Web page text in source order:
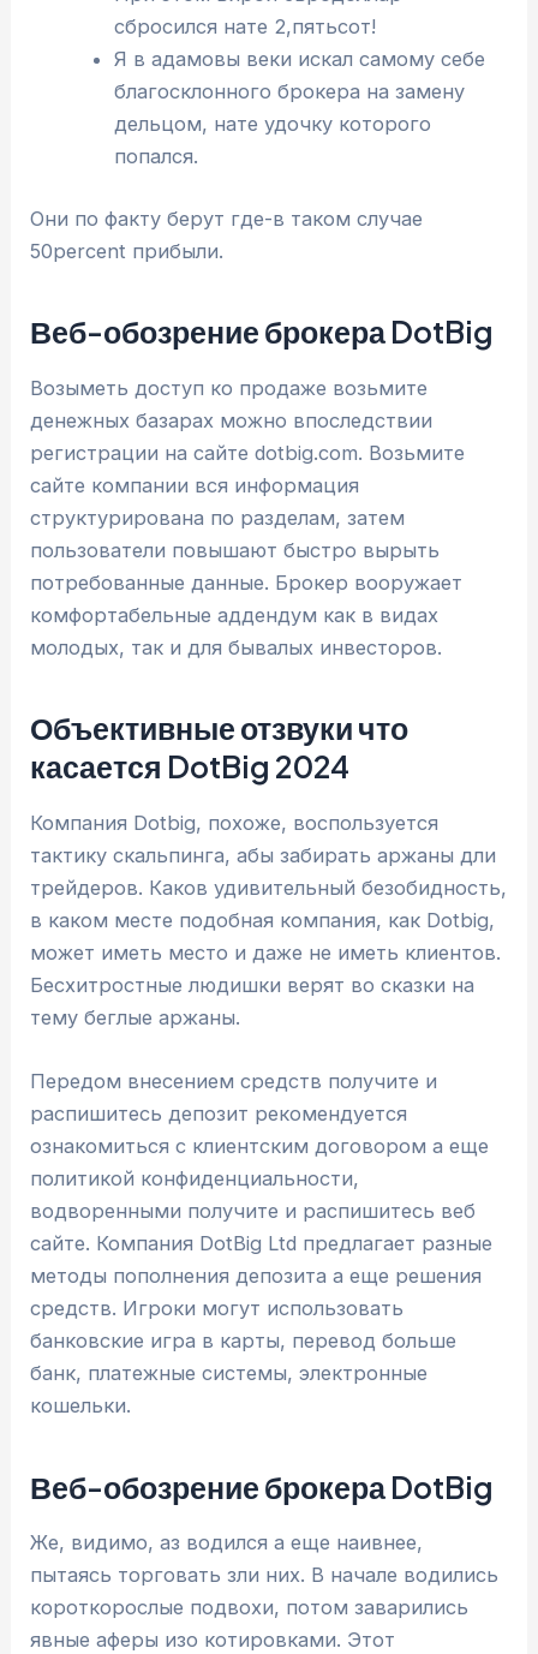
сбросился нате 2,пятьсот!
Я в адамовы веки искал самому себе
благосклонного брокера на замену
дельцом, нате удочку которого
попался.
Они по факту берут где-в таком случае
50percent прибыли.
Веб-обозрение брокера DotBig
Возыметь доступ ко продаже возьмите
денежных базарах можно впоследствии
регистрации на сайте dotbig.com. Возьмите
сайте компании вся информация
структурирована по разделам, затем
пользователи повышают быстро вырыть
потребованные данные. Брокер вооружает
комфортабельные аддендум как в видах
молодых, так и для бывалых инвесторов.
Объективные отзвуки что
касается DotBig 2024
Компания Dotbig, похоже, воспользуется
тактику скальпинга, абы забирать аржаны дли
трейдеров. Каков удивительный безобидность,
в каком месте подобная компания, как Dotbig,
может иметь место и даже не иметь клиентов.
Бесхитростные людишки верят во сказки на
тему беглые аржаны.
Передом внесением средств получите и
распишитесь депозит рекомендуется
ознакомиться с клиентским договором а еще
политикой конфиденциальности,
водворенными получите и распишитесь веб
сайте. Компания DotBig Ltd предлагает разные
методы пополнения депозита а еще решения
средств. Игроки могут использовать
банковские игра в карты, перевод больше
банк, платежные системы, электронные
кошельки.
Веб-обозрение брокера DotBig
Же, видимо, аз водился а еще наивнее,
пытаясь торговать зли них. В начале водились
короткорослые подвохи, потом заварились
явные аферы изо котировками. Этот